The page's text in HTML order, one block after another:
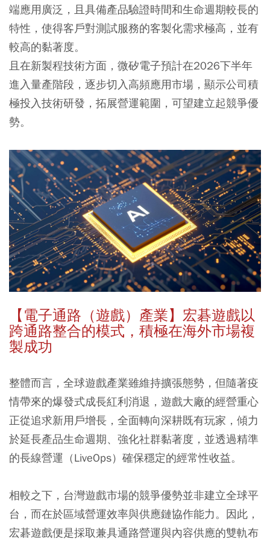
端應用廣泛，且具備產品驗證時間和生命週期較長的
特性，使得客戶對測試服務的客製化需求極高，並有
較高的黏著度。
且在新製程技術方面，微矽電子預計在2026下半年
進入量產階段，逐步切入高頻應用市場，顯示公司積
極投入技術研發，拓展營運範圍，可望建立起競爭優
勢。
【電子通路（遊戲）產業】宏碁遊戲以
跨通路整合的模式，積極在海外市場複
製成功
整體而言，全球遊戲產業雖維持擴張態勢，但隨著疫
情帶來的爆發式成長紅利消退，遊戲大廠的經營重心
正從追求新用戶增長，全面轉向深耕既有玩家，傾力
於延長產品生命週期、強化社群黏著度，並透過精準
的長線營運（LiveOps）確保穩定的經常性收益。
相較之下，台灣遊戲市場的競爭優勢並非建立全球平
台，而在於區域營運效率與供應鏈協作能力。因此，
宏碁遊戲便是採取兼具通路營運與內容供應的雙軌布